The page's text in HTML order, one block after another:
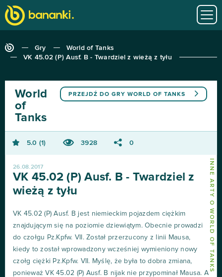
Gry
World of Tanks
VK 45.02 (P) Ausf. B - Twardziel z wieżą z tyłu
INNE ARTY O WORLD OF TANKS
PRZEJDŹ DO GRY WORLD OF TANKS
World
of
Tanks
5.0 1 3928 0
26.08.2017
VK 45.02 (P) Ausf. B - Twardziel z
wieżą z tyłu
VK 45.02 (P) Ausf. B jest niemieckim pojazdem ciężkim
znajdującym się na poziomie dziewiątym. Obecnie prowadzi
do czołgu Pz.Kpfw. VII. Został przerzucony z linii Mausa,
kiedy to został wprowadzony wcześniej wymieniony nowy
czołg ciężki Pz.Kpfw. VII. Myślę, że była to dobra zmiana,
ponieważ VK 45.02 (P) Ausf. B nijak nie przypominał Mausa. A